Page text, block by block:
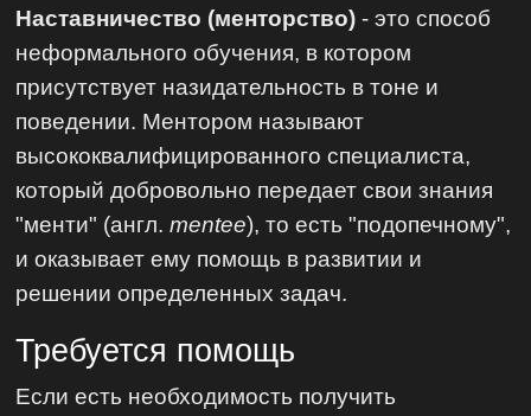
Наставничество (менторство) - это способ
неформального обучения, в котором
присутствует назидательность в тоне и
поведении. Ментором называют
высококвалифицированного специалиста,
который добровольно передает свои знания
"менти" (англ.mentee), то есть "подопечному",
и оказывает ему помощь в развитии и
решении определенных задач.
Требуется помощь
Если есть необходимость получить